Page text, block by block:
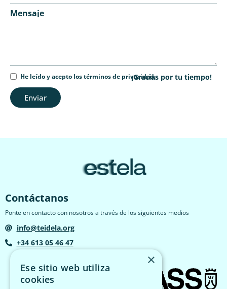
Mensaje
He leído y acepto los términos de privacidad.
Enviar
¡Gracias por tu tiempo!
Contáctanos
Ponte en contacto con nosotros a través de los siguientes medios
info@teidela.org
+34 613 05 46 47
×
Ese sitio web utiliza
cookies